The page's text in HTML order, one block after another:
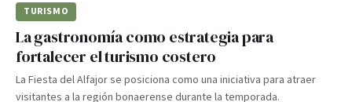
TURISMO
La gastronomía como estrategia para
fortalecer el turismo costero
La Fiesta del Alfajor se posiciona como una iniciativa para atraer
visitantes a la región bonaerense durante la temporada.